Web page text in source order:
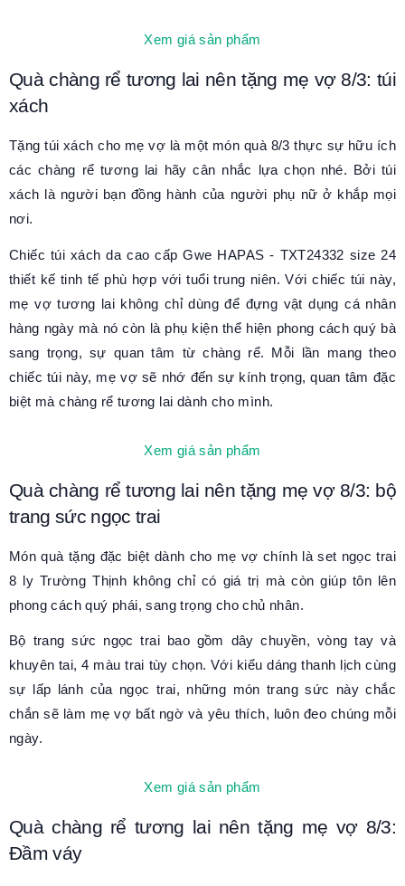
Xem giá sản phẩm
Quà chàng rể tương lai nên tặng mẹ vợ 8/3: túi
xách
Tặng túi xách cho mẹ vợ là một món quà 8/3 thực sự hữu ích
các chàng rể tương lai hãy cân nhắc lựa chọn nhé. Bởi túi
xách là người bạn đồng hành của người phụ nữ ở khắp mọi
nơi.
Chiếc túi xách da cao cấp Gwe HAPAS - TXT24332 size 24
thiết kế tinh tế phù hợp với tuổi trung niên. Với chiếc túi này,
mẹ vợ tương lai không chỉ dùng để đựng vật dụng cá nhân
hàng ngày mà nó còn là phụ kiện thể hiện phong cách quý bà
sang trọng, sự quan tâm từ chàng rể. Mỗi lần mang theo
chiếc túi này, mẹ vợ sẽ nhớ đến sự kính trọng, quan tâm đặc
biệt mà chàng rể tương lai dành cho mình.
Xem giá sản phẩm
Quà chàng rể tương lai nên tặng mẹ vợ 8/3: bộ
trang sức ngọc trai
Món quà tặng đặc biệt dành cho mẹ vợ chính là set ngọc trai
8 ly Trường Thịnh không chỉ có giá trị mà còn giúp tôn lên
phong cách quý phái, sang trọng cho chủ nhân.
Bộ trang sức ngọc trai bao gồm dây chuyền, vòng tay và
khuyên tai, 4 màu trai tùy chọn. Với kiểu dáng thanh lịch cùng
sự lấp lánh của ngọc trai, những món trang sức này chắc
chắn sẽ làm mẹ vợ bất ngờ và yêu thích, luôn đeo chúng mỗi
ngày.
Xem giá sản phẩm
Quà chàng rể tương lai nên tặng mẹ vợ 8/3:
Đầm váy